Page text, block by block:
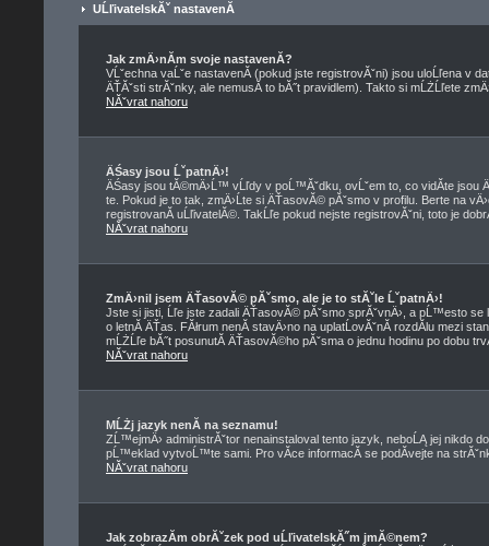
UĹľivatelskĂˇ nastavenĂ­
Jak zmÄ›nĂ­m svoje nastavenĂ­?
VĹˇechna vaĹˇe nastavenĂ­ (pokud jste registrovĂˇni) jsou uloĹľena v
ÄŤĂˇsti strĂˇnky, ale nemusĂ­ to bĂ˝t pravidlem). Takto si mĹŻĹľete
NĂˇvrat nahoru
ÄŚasy jsou ĹˇpatnÄ›!
ÄŚasy jsou tĂ©mÄ›Ĺ™ vĹľdy v poĹ™Ăˇdku, ovĹˇem to, co vidĂ­te
te. Pokud je to tak, zmÄ›Ĺte si ÄŤasovĂ© pĂˇsmo v profilu. Berte na
registrovanĂ­ uĹľivatelĂ©. TakĹľe pokud nejste registrovĂˇni, toto je
NĂˇvrat nahoru
ZmÄ›nil jsem ÄŤasovĂ© pĂˇsmo, ale je to stĂˇle ĹˇpatnÄ›!
Jste si jisti, Ĺľe jste zadali ÄŤasovĂ© pĂˇsmo sprĂˇvnÄ›, a pĹ™esto se
o letnĂ­ ÄŤas. FĂłrum nenĂ­ stavÄ›no na uplatĹovĂˇnĂ­ rozdĂ­lu mezi
mĹŻĹľe bĂ˝t posunutĂ­ ÄŤasovĂ©ho pĂˇsma o jednu hodinu po dobu
NĂˇvrat nahoru
MĹŻj jazyk nenĂ­ na seznamu!
ZĹ™ejmÄ› administrĂˇtor nenainstaloval tento jazyk, neboĹĄ jej nikdo
pĹ™eklad vytvoĹ™te sami. Pro vĂ­ce informacĂ­ se podĂ­vejte na
NĂˇvrat nahoru
Jak zobrazĂ­m obrĂˇzek pod uĹľivatelskĂ˝m jmĂ©nem?